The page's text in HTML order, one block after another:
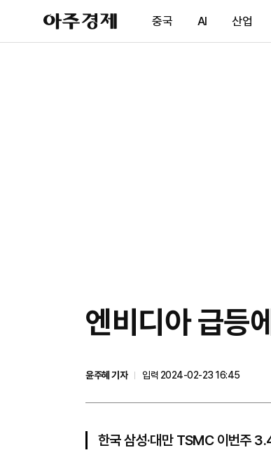
아
주
제
중국 AI 산업
엔비디아 급등
윤주혜 기자
입력 2024-02-23 16:45
한국 삼성·대만 TSMC 이번주